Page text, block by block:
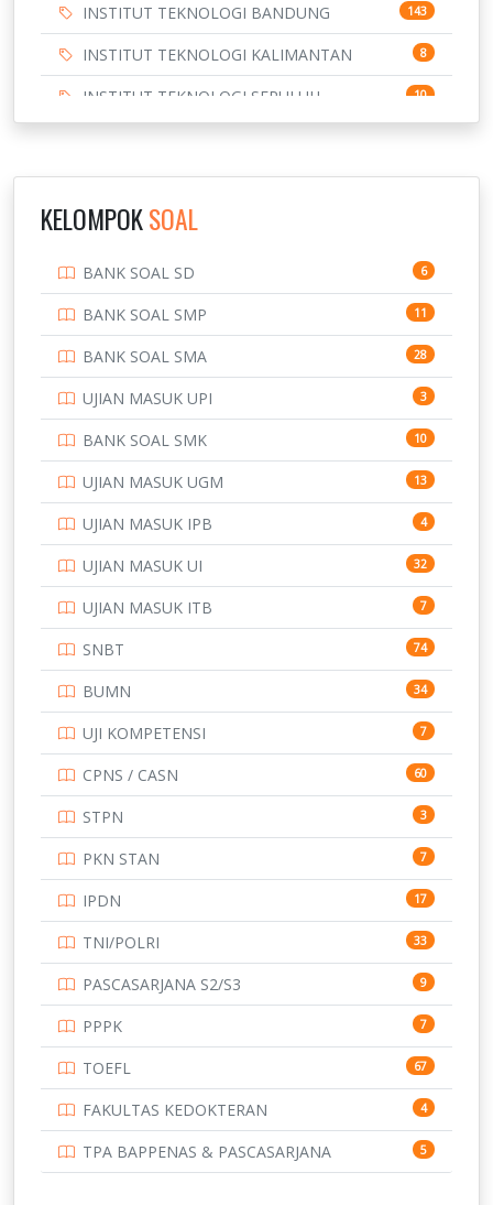
INSTITUT TEKNOLOGI BANDUNG 143
INSTITUT TEKNOLOGI KALIMANTAN 8
INSTITUT TEKNOLOGI SEPULUH
NOVEMBER
10
3
169
7
PTDI STTD 4
133
SMA 146
SMK 231
SMP 134
STIP 2
153
345
UNIVERSITAS AIRLANGGA 15
16
15
15
14
14
UNIVERSITAS CENDRAWASIH 14
15
219
11
159
KELOMPOKSOAL
BANK SOAL SD 6
BANK SOAL SMP 11
BANK SOAL SMA 28
UJIAN MASUK UPI 3
BANK SOAL SMK 10
UJIAN MASUK UGM 13
UJIAN MASUK IPB 4
UJIAN MASUK UI 32
UJIAN MASUK ITB 7
SNBT 74
BUMN 34
UJI KOMPETENSI 7
CPNS / CASN 60
STPN 3
PKN STAN 7
IPDN 17
TNI/POLRI 33
PASCASARJANA S2/S3 9
PPPK 7
TOEFL 67
FAKULTAS KEDOKTERAN 4
TPA BAPPENAS & PASCASARJANA 5